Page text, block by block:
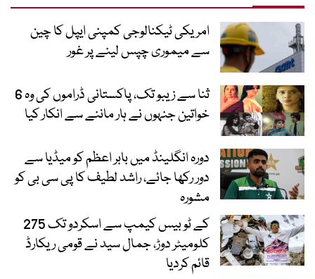
امریکی ٹیکنالوجی کمپنی ایپل کا چین
سے میموری چپس لینے پر غور
ثنا سے زیبو تک، پاکستانی ڈراموں کی وہ 6
خواتین جنہوں نے ہار ماننے سے انکار کیا
دورہ انگلینڈ میں بابر اعظم کو میڈیا سے
دور رکھا جائے، راشد لطیف کا پی سی بی کو
مشورہ
کے ٹو بیس کیمپ سے اسکردو تک 275
کلومیٹر دوڑ، جمال سید نے قومی ریکارڈ
قائم کردیا